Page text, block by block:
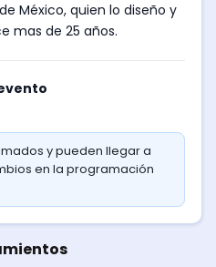
México, quien lo diseño y
mas de 25 años.
y pueden llegar a
en la programación